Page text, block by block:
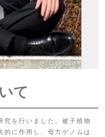
て
究を行いました。被子植物
的に作用し、母方ゲノムは